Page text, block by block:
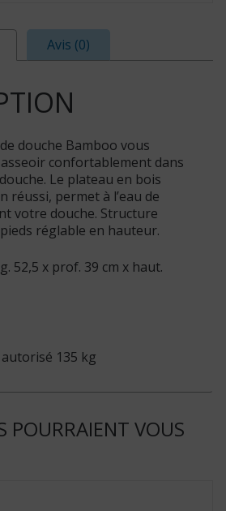
Avis (0)
douche Bamboo vous
confortablement dans
Le plateau en bois
réussi, permet à l’eau de
votre douche. Structure
réglable en hauteur.
52,5 x prof. 39 cm x haut.
135 kg
POURRAIENT VOUS